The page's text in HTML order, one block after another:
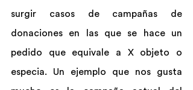
surgir casos de campañas de
donaciones en las que se hace un
pedido que equivale a X objeto o
especia. Un ejemplo que nos gusta